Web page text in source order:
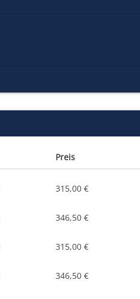
Preis
315,00 €
346,50 €
315,00 €
346,50 €